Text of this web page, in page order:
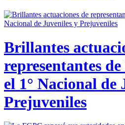
Brillantes
representantes
el 1° Nacional de
Prejuveniles